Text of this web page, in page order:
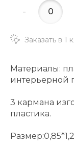
-
Заказать в 1
Материалы:
интерьерной
3 кармана
пластика.